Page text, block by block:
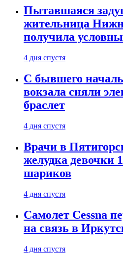
Пытавшаяся
жительница
получила
4 дня спустя
С бывшего
вокзала сняли
браслет
4 дня спустя
Врачи в
желудка девочки
шариков
4 дня спустя
Самолет Cessna
на связь в
4 дня спустя